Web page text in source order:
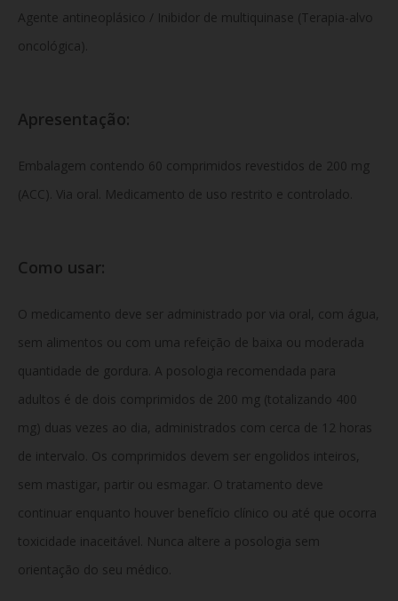
Agente antineoplásico / Inibidor de multiquinase (Terapia-alvo
oncológica).
Apresentação:
Embalagem contendo 60 comprimidos revestidos de 200 mg
(ACC). Via oral. Medicamento de uso restrito e controlado.
Como usar:
O medicamento deve ser administrado por via oral, com água,
sem alimentos ou com uma refeição de baixa ou moderada
quantidade de gordura. A posologia recomendada para
adultos é de dois comprimidos de 200 mg (totalizando 400
mg) duas vezes ao dia, administrados com cerca de 12 horas
de intervalo. Os comprimidos devem ser engolidos inteiros,
sem mastigar, partir ou esmagar. O tratamento deve
continuar enquanto houver benefício clínico ou até que ocorra
toxicidade inaceitável. Nunca altere a posologia sem
orientação do seu médico.